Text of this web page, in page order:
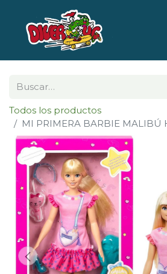
Todos los productos
MI PRIMERA BARBIE MALIBÚ